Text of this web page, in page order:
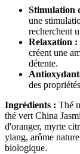
Stimulation
une
recherchent
Relaxation :
créent une
détente.
des
Ingrédients : Thé
thé vert China
d'oranger, myrte
ylang, arôme
biologique.